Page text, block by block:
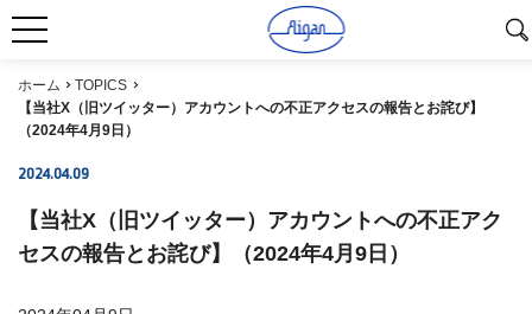
ホーム
TOPICS
【当社X（旧ツイッター）アカウントへの不正アクセスの報告とお詫び】
（2024年4月9日）
2024.04.09
【当社X（旧ツイッター）アカウントへの不正アク
セスの報告とお詫び】（2024年4月9日）